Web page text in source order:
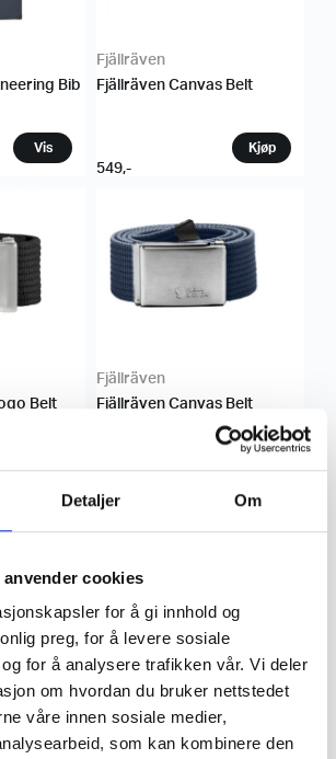
Detaljer Om
cookies
for å gi innhold og
preg, for å levere sosiale
for å analysere trafikken vår. Vi deler
om hvordan du bruker nettstedet
våre innen sosiale medier,
som kan kombinere den
Bib
Fjällräven
Fjällräven Canvas Belt
549,-
Belt
Fjällräven
Fjällräven Canvas Belt
Fjällräven
Fjällräven Abisko
Midsummer Belt